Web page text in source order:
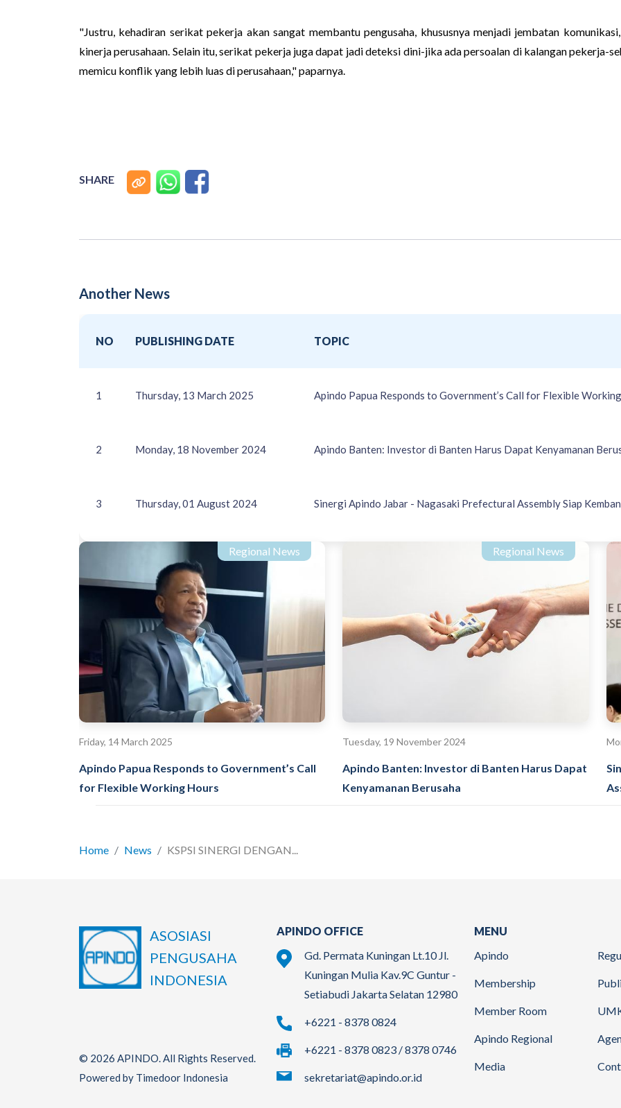
"Justru, kehadiran serikat pekerja akan sangat membantu pengusaha, khususnya menjadi jembatan
kinerja perusahaan. Selain itu, serikat pekerja juga dapat jadi deteksi dini-jika ada persoalan di kalangan pekerja-
memicu konflik yang lebih luas di perusahaan," paparnya.
SHARE
Another News
NO PUBLISHING DATE TOPIC
1 Thursday, 13 March 2025 Apindo Papua Responds to Government’s Call for Flexible
2 Monday, 18 November 2024 Apindo Banten: Investor di Banten Harus Dapat Kenyamanan
3 Thursday, 01 August 2024 Sinergi Apindo Jabar - Nagasaki Prefectural Assembly Siap
Regional News
Friday, 14 March 2025
Apindo Papua Responds to Government’s Call
for Flexible Working Hours
Regional News
Tuesday, 19 November 2024
Apindo Banten: Investor di Banten Harus Dapat
Kenyamanan Berusaha
Home News KSPSI SINERGI DENGAN...
ASOSIASI
PENGUSAHA
INDONESIA
© 2026 APINDO. All Rights Reserved.
Powered by Timedoor Indonesia
APINDO OFFICE
Gd. Permata Kuningan Lt.10 Jl.
Kuningan Mulia Kav.9C Guntur -
Setiabudi Jakarta Selatan 12980
+6221 - 8378 0824
+6221 - 8378 0823 / 8378 0746
sekretariat@apindo.or.id
MENU
Apindo
Membership
Member Room
Apindo Regional
Media